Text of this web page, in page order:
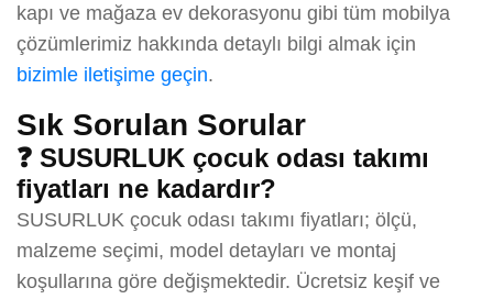
kapı ve mağaza ev dekorasyonu gibi tüm mobilya
çözümlerimiz hakkında detaylı bilgi almak için
bizimle iletişime geçin.
Sık Sorulan Sorular
❓ SUSURLUK çocuk odası takımı
fiyatları ne kadardır?
SUSURLUK çocuk odası takımı fiyatları; ölçü,
malzeme seçimi, model detayları ve montaj
koşullarına göre değişmektedir. Ücretsiz keşif ve